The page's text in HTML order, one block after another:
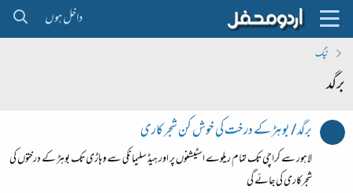
داخل ہوں
ٹیگ
برگد
برگد / بوہڑ کے درخت کی خوش کن شجر کاری
لاہور سے کراچی تک تمام ریلوے اسٹیشنوں پر اور ہیڈ سلیمانکی سے وہاڑی تک بوہڑ کے درختوں کی
شجرکاری کی جائے گی